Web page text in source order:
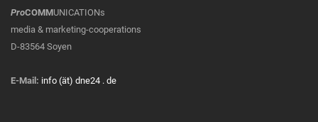
ProCOMMUNICATIONs
media & marketing-cooperations
D-83564 Soyen
E-Mail: info (ät) dne24 . de